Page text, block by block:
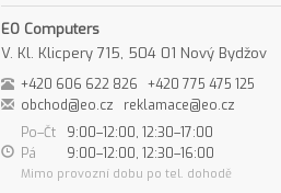
EO Computers
V. Kl. Klicpery 715, 504 01 Nový Bydžov
+420 606 622 826
+420 775 475 125
obchod@eo.cz
reklamace@eo.cz
Po–Čt
9:00–12:00, 12:30–17:00
Pá
9:00–12:00, 12:30–16:00
Mimo provozní dobu po tel. dohodě